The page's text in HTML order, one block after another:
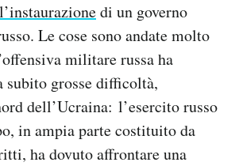
l’instaurazionedi un governo
Le cose sono andate molto
militare russa ha
grosse difficoltà,
dell’Ucraina: l’esercito russo
in ampia parte costituito da
ha dovuto affrontare una